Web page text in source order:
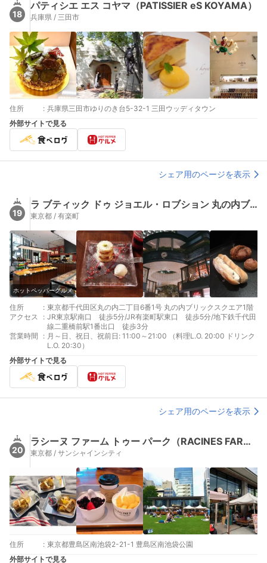
18
パティシエ エス コヤマ（PATISSIER eS KOYAMA）
兵庫県 / 三田市
住所 : 兵庫県三田市ゆりのき台5-32-1 三田ウッディタウン
外部サイトで見る
シェア用のページを表示
19
ラ ブティック ドゥ ジョエル・ロブション 丸の内ブリックスクエア店
東京都 / 有楽町
ホットペッパーグルメ
住所 : 東京都千代田区丸の内二丁目6番1号 丸の内ブリックスクエア1階
アクセス
: JR東京駅南口 徒歩5分/JR有楽町駅東口 徒歩5分/地下鉄千代田
線二重橋前駅1番出口 徒歩3分
営業時間
: 月～日、祝日、祝前日: 11:00～21:00 （料理L.O. 20:00 ドリンク
L.O. 20:30）
外部サイトで見る
シェア用のページを表示
20
ラシーヌ ファーム トゥー パーク（RACINES FARM TO PARK）
東京都 / サンシャインシティ
住所 : 東京都豊島区南池袋2-21-1 豊島区南池袋公園
外部サイトで見る